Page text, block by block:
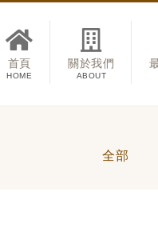
首頁
HOME
關於我們
ABOUT
全部